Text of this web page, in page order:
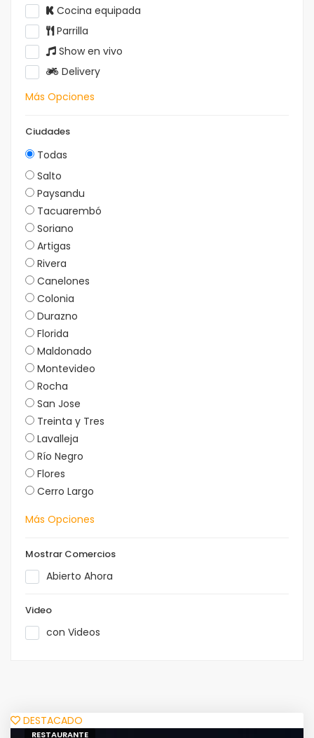
Cocina equipada
Parrilla
Show en vivo
Delivery
Más Opciones
Ciudades
Todas
Salto
Paysandu
Tacuarembó
Soriano
Artigas
Rivera
Canelones
Colonia
Durazno
Florida
Maldonado
Montevideo
Rocha
San Jose
Treinta y Tres
Lavalleja
Río Negro
Flores
Cerro Largo
Más Opciones
Mostrar Comercios
Abierto Ahora
Video
con Videos
DESTACADO
RESTAURANTE
−